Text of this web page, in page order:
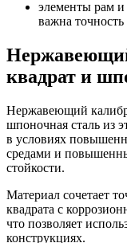
элементы рам и
важна точность
квадрат и
Нержавеющий
шпоночная сталь из
в условиях
средами и
стойкости.
Материал сочетает
квадрата с
что позволяет
конструкциях.